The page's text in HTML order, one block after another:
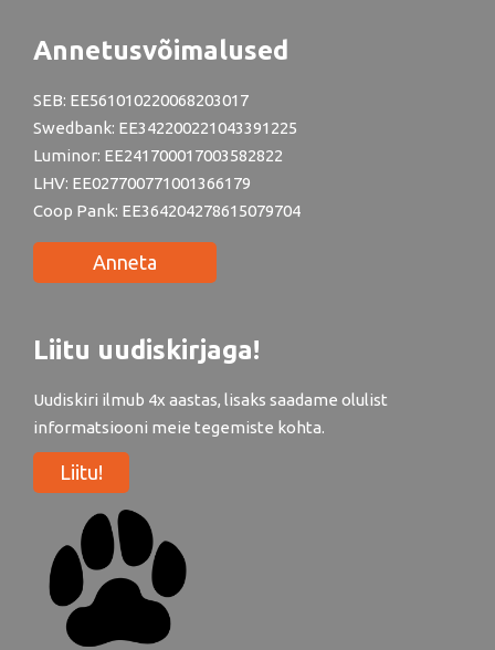
Annetusvõimalused
SEB: EE561010220068203017
Swedbank: EE342200221043391225
Luminor: EE241700017003582822
LHV: EE027700771001366179
Coop Pank: EE364204278615079704
Anneta
Liitu uudiskirjaga!
Uudiskiri ilmub 4x aastas, lisaks saadame olulist
informatsiooni meie tegemiste kohta.
Liitu!